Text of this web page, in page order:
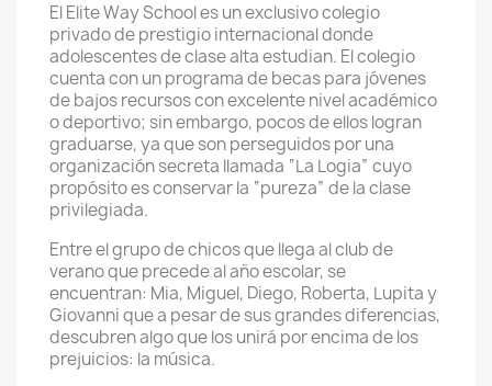
El Elite Way School es un exclusivo colegio
privado de prestigio internacional donde
adolescentes de clase alta estudian. El colegio
cuenta con un programa de becas para jóvenes
de bajos recursos con excelente nivel académico
o deportivo; sin embargo, pocos de ellos logran
graduarse, ya que son perseguidos por una
organización secreta llamada “La Logia” cuyo
propósito es conservar la “pureza” de la clase
privilegiada.
Entre el grupo de chicos que llega al club de
verano que precede al año escolar, se
encuentran: Mia, Miguel, Diego, Roberta, Lupita y
Giovanni que a pesar de sus grandes diferencias,
descubren algo que los unirá por encima de los
prejuicios: la música.